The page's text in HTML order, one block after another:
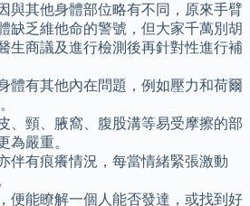
與其他身體部位略有不同，原來手臂
缺乏維他命的警號，但大家千萬別胡
生商議及進行檢測後再針對性進行補
體有其他內在問題，例如壓力和荷爾
、頸、腋窩、腹股溝等易受摩擦的部
為嚴重。
伴有痕癢情況，每當情緒緊張激動
便能瞭解一個人能否發達，或找到好